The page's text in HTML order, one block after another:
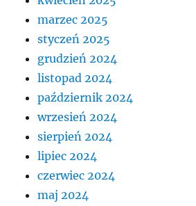
marzec 2025
styczeń 2025
grudzień 2024
listopad 2024
październik 2024
wrzesień 2024
sierpień 2024
lipiec 2024
czerwiec 2024
maj 2024